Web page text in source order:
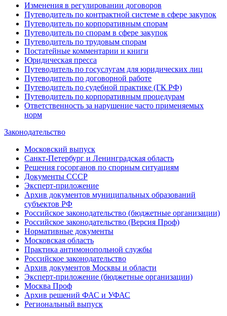
Изменения в регулировании договоров
Путеводитель по контрактной системе в сфере закупок
Путеводитель по корпоративным спорам
Путеводитель по спорам в сфере закупок
Путеводитель по трудовым спорам
Постатейные комментарии и книги
Юридическая пресса
Путеводитель по госуслугам для юридических лиц
Путеводитель по договорной работе
Путеводитель по судебной практике (ГК РФ)
Путеводитель по корпоративным процедурам
Ответственность за нарушение часто применяемых
норм
Законодательство
Московский выпуск
Санкт-Петербург и Ленинградская область
Решения госорганов по спорным ситуациям
Документы СССР
Эксперт-приложение
Архив документов муниципальных образований
субъектов РФ
Российское законодательство (бюджетные организации)
Российское законодательство (Версия Проф)
Нормативные документы
Московская область
Практика антимонопольной службы
Российское законодательство
Архив документов Москвы и области
Эксперт-приложение (бюджетные организации)
Москва Проф
Архив решений ФАС и УФАС
Региональный выпуск